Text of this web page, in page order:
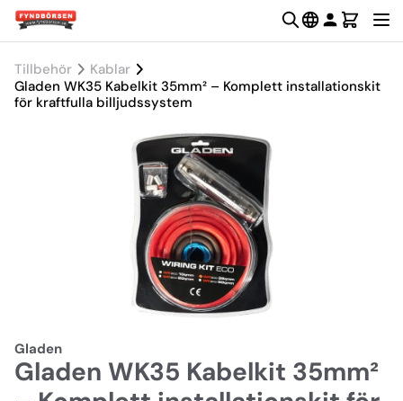
Tillbehör
Kablar
Gladen WK35 Kabelkit 35mm² – Komplett installationskit
för kraftfulla billjudssystem
Gladen
Gladen WK35 Kabelkit 35mm²